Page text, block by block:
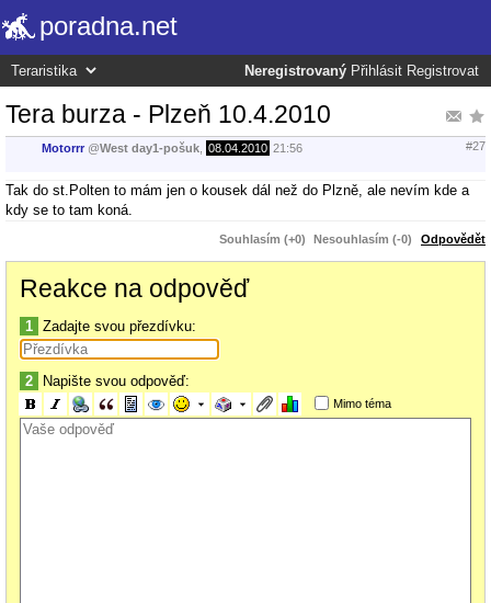
poradna.net
Neregistrovaný Přihlásit Registrovat
Tera burza - Plzeň 10.4.2010
Motorrr @West day1-pošuk 08.04.2010 21:56 #27
Tak do st.Polten to mám jen o kousek dál než do Plzně, ale nevím kde a
kdy se to tam koná.
Souhlasím (+0) Nesouhlasím (-0) Odpovědět
Reakce na odpověď
1 Zadajte svou přezdívku:
2 Napište svou odpověď:
Mimo téma